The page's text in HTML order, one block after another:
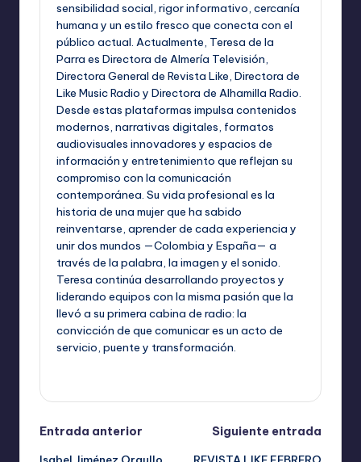
sensibilidad social, rigor informativo, cercanía
humana y un estilo fresco que conecta con el
público actual. Actualmente, Teresa de la
Parra es Directora de Almería Televisión,
Directora General de Revista Like, Directora de
Like Music Radio y Directora de Alhamilla Radio.
Desde estas plataformas impulsa contenidos
modernos, narrativas digitales, formatos
audiovisuales innovadores y espacios de
información y entretenimiento que reflejan su
compromiso con la comunicación
contemporánea. Su vida profesional es la
historia de una mujer que ha sabido
reinventarse, aprender de cada experiencia y
unir dos mundos —Colombia y España— a
través de la palabra, la imagen y el sonido.
Teresa continúa desarrollando proyectos y
liderando equipos con la misma pasión que la
llevó a su primera cabina de radio: la
convicción de que comunicar es un acto de
servicio, puente y transformación.
Navegación
Entrada anterior
Siguiente entrada